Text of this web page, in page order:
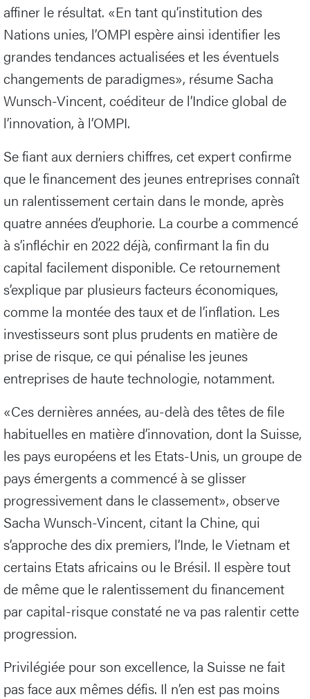
affiner le résultat. «En tant qu’institution des
Nations unies, l’OMPI espère ainsi identifier les
grandes tendances actualisées et les éventuels
changements de paradigmes», résume Sacha
Wunsch-Vincent, coéditeur de l’Indice global de
l’innovation, à l’OMPI.
Se fiant aux derniers chiffres, cet expert confirme
que le financement des jeunes entreprises connaît
un ralentissement certain dans le monde, après
quatre années d’euphorie. La courbe a commencé
à s’infléchir en 2022 déjà, confirmant la fin du
capital facilement disponible. Ce retournement
s’explique par plusieurs facteurs économiques,
comme la montée des taux et de l’inflation. Les
investisseurs sont plus prudents en matière de
prise de risque, ce qui pénalise les jeunes
entreprises de haute technologie, notamment.
«Ces dernières années, au-delà des têtes de file
habituelles en matière d’innovation, dont la Suisse,
les pays européens et les Etats-Unis, un groupe de
pays émergents a commencé à se glisser
progressivement dans le classement», observe
Sacha Wunsch-Vincent, citant la Chine, qui
s’approche des dix premiers, l’Inde, le Vietnam et
certains Etats africains ou le Brésil. Il espère tout
de même que le ralentissement du financement
par capital-risque constaté ne va pas ralentir cette
progression.
Privilégiée pour son excellence, la Suisse ne fait
pas face aux mêmes défis. Il n’en est pas moins